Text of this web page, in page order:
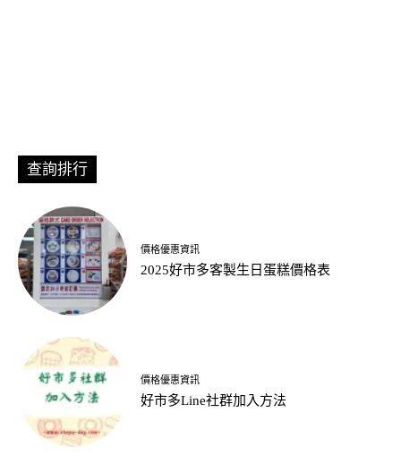
查詢排行
價格優惠資訊
2025好市多客製生日蛋糕價格表
價格優惠資訊
好市多Line社群加入方法